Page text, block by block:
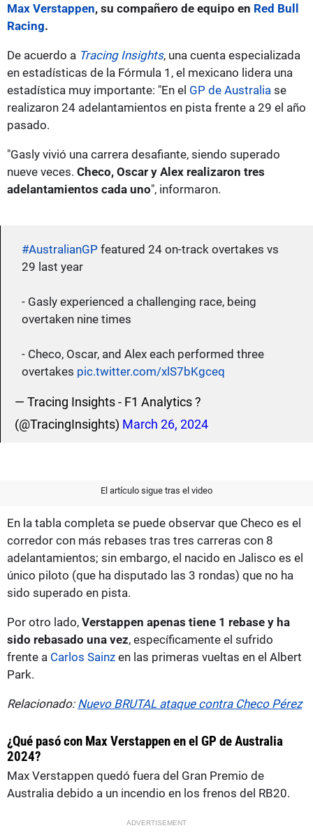
Max Verstappen, su compañero de equipo en Red Bull
Racing.
De acuerdo a Tracing Insights, una cuenta especializada
en estadísticas de la Fórmula 1, el mexicano lidera una
estadística muy importante: "En el GP de Australia se
realizaron 24 adelantamientos en pista frente a 29 el año
pasado.
"Gasly vivió una carrera desafiante, siendo superado
nueve veces. Checo, Oscar y Alex realizaron tres
adelantamientos cada uno", informaron.
#AustralianGP featured 24 on-track overtakes vs
29 last year
- Gasly experienced a challenging race, being
overtaken nine times
- Checo, Oscar, and Alex each performed three
overtakes pic.twitter.com/xlS7bKgceq
— Tracing Insights - F1 Analytics ?
(@TracingInsights) March 26, 2024
El artículo sigue tras el video
En la tabla completa se puede observar que Checo es el
corredor con más rebases tras tres carreras con 8
adelantamientos; sin embargo, el nacido en Jalisco es el
único piloto (que ha disputado las 3 rondas) que no ha
sido superado en pista.
Por otro lado, Verstappen apenas tiene 1 rebase y ha
sido rebasado una vez, específicamente el sufrido
frente a Carlos Sainz en las primeras vueltas en el Albert
Park.
Relacionado: Nuevo BRUTAL ataque contra Checo Pérez
¿Qué pasó con Max Verstappen en el GP de Australia
2024?
Max Verstappen quedó fuera del Gran Premio de
Australia debido a un incendio en los frenos del RB20.
ADVERTISEMENT